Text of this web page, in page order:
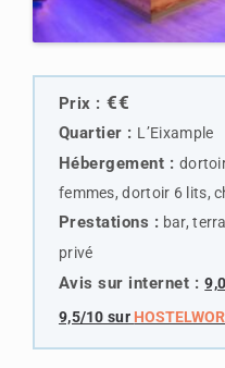
Prix : €€
Quartier : L’Eixample
Hébergement :
femmes, dortoir 6 lits,
Prestations : bar,
privé
Avis sur internet :
9,5/10 sur